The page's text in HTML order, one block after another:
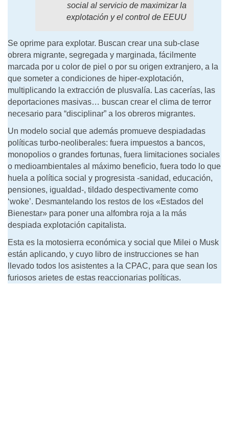
social al servicio de maximizar la
explotación y el control de EEUU
Se oprime para explotar. Buscan crear una sub-clase
obrera migrante, segregada y marginada, fácilmente
marcada por u color de piel o por su origen extranjero, a la
que someter a condiciones de hiper-explotación,
multiplicando la extracción de plusvalía. Las cacerías, las
deportaciones masivas… buscan crear el clima de terror
necesario para “disciplinar” a los obreros migrantes.
Un modelo social que además promueve despiadadas
políticas turbo-neoliberales: fuera impuestos a bancos,
monopolios o grandes fortunas, fuera limitaciones sociales
o medioambientales al máximo beneficio, fuera todo lo que
huela a política social y progresista -sanidad, educación,
pensiones, igualdad-, tildado despectivamente como
‘woke’. Desmantelando los restos de los «Estados del
Bienestar» para poner una alfombra roja a la más
despiada explotación capitalista.
Esta es la motosierra económica y social que Milei o Musk
están aplicando, y cuyo libro de instrucciones se han
llevado todos los asistentes a la CPAC, para que sean los
furiosos arietes de estas reaccionarias políticas.